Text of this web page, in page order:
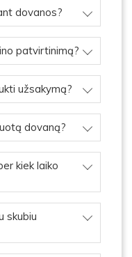
dovanos?
patvirtinimą?
užsakymą?
dovaną?
kiek laiko
skubiu